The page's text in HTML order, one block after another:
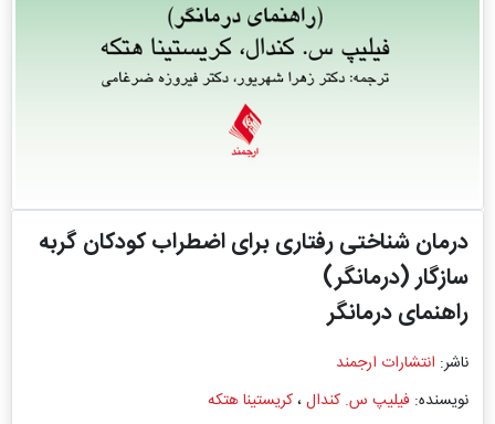
درمان شناختی رفتاری برای اضطراب کودکان گربه
سازگار (درمانگر)
راهنمای درمانگر
ناشر: انتشارات ارجمند
نویسنده: فیلیپ س. کندال،کریستینا هتکه